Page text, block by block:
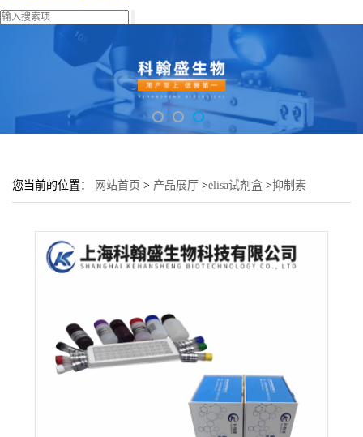
您当前的位置： 网站首页 > 产品展厅 >elisa试剂盒 >抑制素